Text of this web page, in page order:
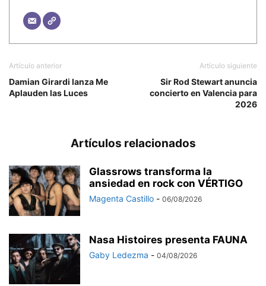
Artículo anterior
Damian Girardi lanza Me
Aplauden las Luces
Artículo siguiente
Sir Rod Stewart anuncia
concierto en Valencia para
2026
Artículos relacionados
Glassrows transforma la
ansiedad en rock con VÉRTIGO
Magenta Castillo - 06/08/2026
Nasa Histoires presenta FAUNA
Gaby Ledezma - 04/08/2026